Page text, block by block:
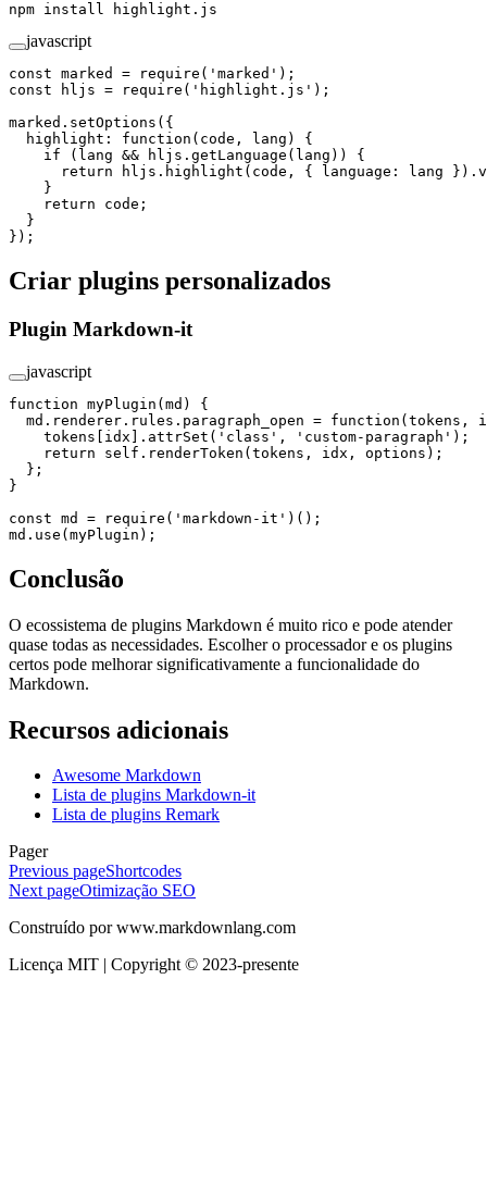
npm install highlight.js
javascript
const marked = require ( 'marked' );
const hljs = require ( 'highlight.js' );
marked. setOptions ({
  highlight
: function ( code , lang ) {
    if
(lang && hljs. getLanguage (lang)) {
      return
hljs. highlight (code, { language: lang
    }
    return
code;
  }
});
Criar plugins personalizados
Plugin Markdown-it
javascript
function myPlugin ( md ) {
  md.renderer.rules.
paragraph_open = function ( tokens ,
    tokens[idx].
attrSet ( 'class' , 'custom-paragraph' );
    return
self. renderToken (tokens, idx, options);
  };
}
const md = require ( 'markdown-it' )();
md. use (myPlugin);
Conclusão
O ecossistema de plugins Markdown é muito rico e pode atender
quase todas as necessidades. Escolher o processador e os plugins
certos pode melhorar significativamente a funcionalidade do
Markdown.
Recursos adicionais
Awesome Markdown
Lista de plugins Markdown-it
Lista de plugins Remark
Pager
Previous pageShortcodes
Next pageOtimização SEO
Construído por www.markdownlang.com
Licença MIT | Copyright © 2023-presente